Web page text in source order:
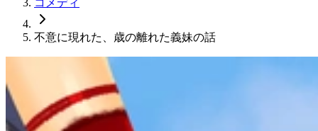
コメディ
不意に現れた、歳の離れた義妹の話